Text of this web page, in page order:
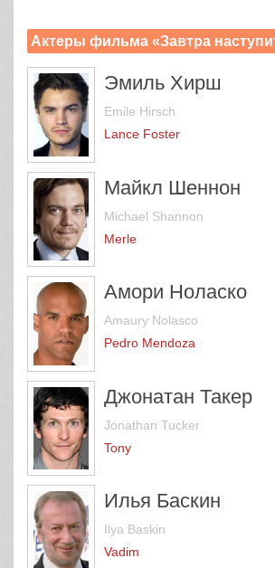
Актеры фильма «Завтра
Эмиль Хирш
Emile Hirsch
Lance Foster
Майкл Шеннон
Michael Shannon
Merle
Амори Ноласко
Amaury Nolasco
Pedro Mendoza
Джонатан Такер
Jonathan Tucker
Tony
Илья Баскин
Ilya Baskin
Vadim